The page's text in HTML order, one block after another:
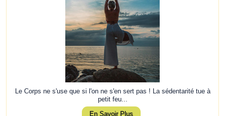
Le Corps ne s'use que si l'on ne s'en sert pas ! La sédentarité tue à
petit feu...
En Savoir Plus